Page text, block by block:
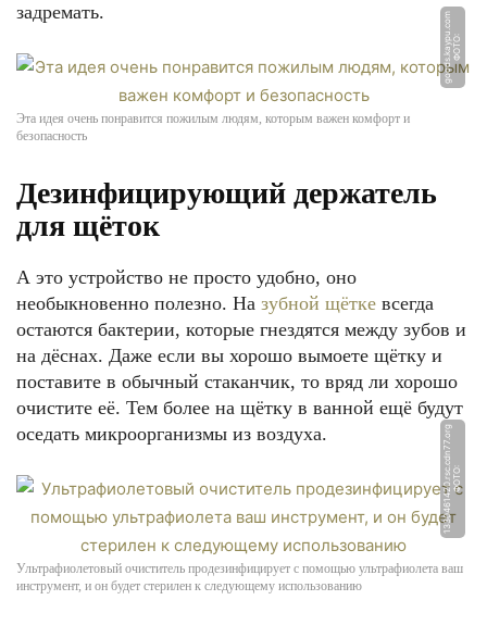
задремать.
Ф
О
Т
О:
g
o
o
d
s.
k
a
y
p
u.
c
o
m
Эта идея очень понравится пожилым людям, которым важен комфорт и
безопасность
Дезинфицирующий держатель
для щёток
А это устройство не просто удобно, оно
необыкновенно полезно. На зубной щётке всегда
остаются бактерии, которые гнездятся между зубов и
на дёснах. Даже если вы хорошо вымоете щётку и
поставите в обычный стаканчик, то вряд ли хорошо
очистите её. Тем более на щётку в ванной ещё будут
оседать микроорганизмы из воздуха.
Ф
О
Т
О:
1
3
3
0
4
6
1
4
2
0.
r
s
c.
c
d
n
7
7.
o
r
g
Ультрафиолетовый очиститель продезинфицирует с помощью ультрафиолета ваш
инструмент, и он будет стерилен к следующему использованию